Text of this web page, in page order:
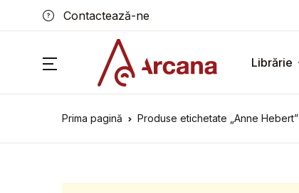
Contactează-ne
Librărie
Prima pagină Produse etichetate „Anne Hebert”